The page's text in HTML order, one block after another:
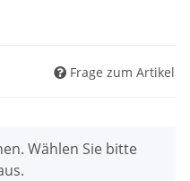
Frage zum Artikel
Wählen Sie bitte